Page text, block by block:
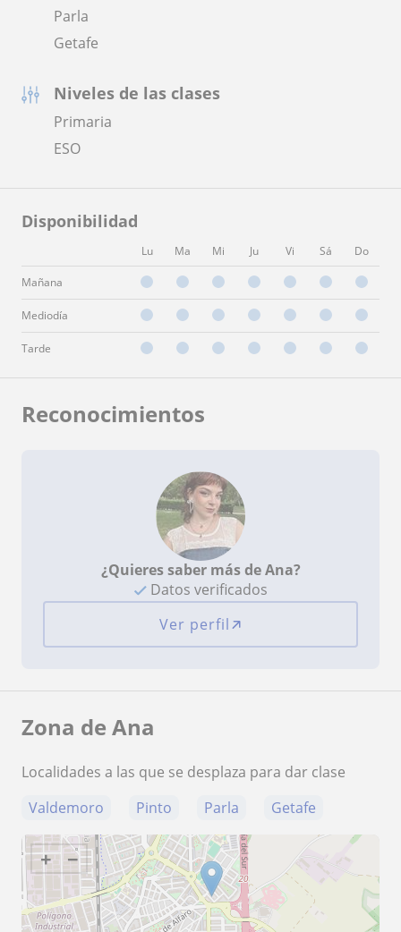
Parla
Getafe
Niveles de las clases
Primaria
ESO
Disponibilidad
Lu Ma Mi Ju Vi Sá Do
Mañana
Mediodía
Tarde
Reconocimientos
¿Quieres saber más de Ana?
Datos verificados
Ver perfil
Zona de Ana
Localidades a las que se desplaza para dar clase
Valdemoro
Pinto Parla Getafe
+ −